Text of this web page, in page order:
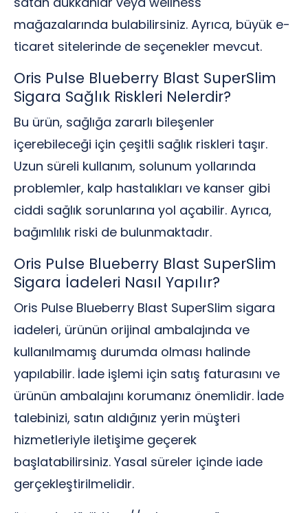
mağazalarında bulabilirsiniz. Ayrıca, büyük e-
ticaret sitelerinde de seçenekler mevcut.
Oris Pulse Blueberry Blast SuperSlim
Sigara Sağlık Riskleri Nelerdir?
Bu ürün, sağlığa zararlı bileşenler
içerebileceği için çeşitli sağlık riskleri taşır.
Uzun süreli kullanım, solunum yollarında
problemler, kalp hastalıkları ve kanser gibi
ciddi sağlık sorunlarına yol açabilir. Ayrıca,
bağımlılık riski de bulunmaktadır.
Oris Pulse Blueberry Blast SuperSlim
Sigara İadeleri Nasıl Yapılır?
Oris Pulse Blueberry Blast SuperSlim sigara
iadeleri, ürünün orijinal ambalajında ve
kullanılmamış durumda olması halinde
yapılabilir. İade işlemi için satış faturasını ve
ürünün ambalajını korumanız önemlidir. İade
talebinizi, satın aldığınız yerin müşteri
hizmetleriyle iletişime geçerek
başlatabilirsiniz. Yasal süreler içinde iade
gerçekleştirilmelidir.